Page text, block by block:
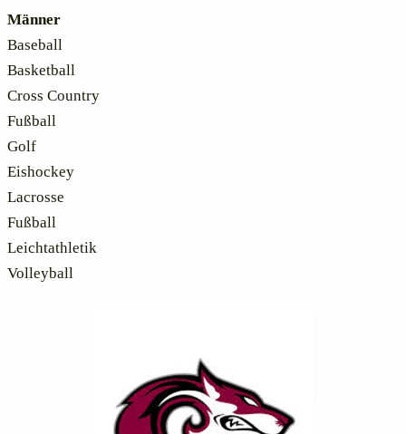
Männer
Baseball
Basketball
Cross Country
Fußball
Golf
Eishockey
Lacrosse
Fußball
Leichtathletik
Volleyball